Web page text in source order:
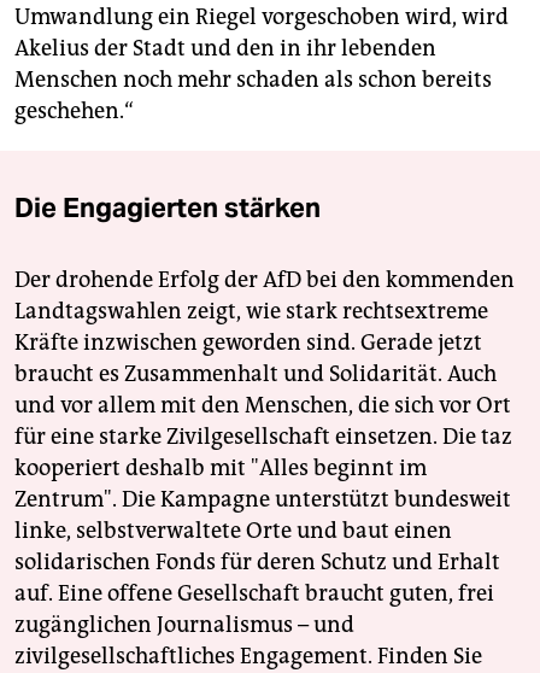
Umwandlung ein Riegel vorgeschoben wird, wird
Akelius der Stadt und den in ihr lebenden
Menschen noch mehr schaden als schon bereits
geschehen.“
Die Engagierten stärken
Der drohende Erfolg der AfD bei den kommenden
Landtagswahlen zeigt, wie stark rechtsextreme
Kräfte inzwischen geworden sind. Gerade jetzt
braucht es Zusammenhalt und Solidarität. Auch
und vor allem mit den Menschen, die sich vor Ort
für eine starke Zivilgesellschaft einsetzen. Die taz
kooperiert deshalb mit "Alles beginnt im
Zentrum". Die Kampagne unterstützt bundesweit
linke, selbstverwaltete Orte und baut einen
solidarischen Fonds für deren Schutz und Erhalt
auf. Eine offene Gesellschaft braucht guten, frei
zugänglichen Journalismus – und
zivilgesellschaftliches Engagement. Finden Sie